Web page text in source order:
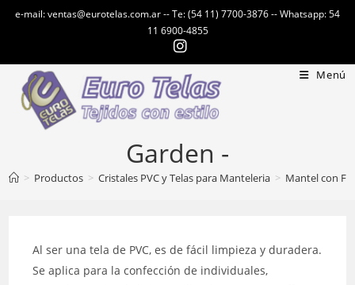
e-mail: ventas@eurotelas.com.ar -- Te: (54 11) 7700-3876 -- Whatsapp: 54
11 6900-4855
Menú
Garden -
> Productos > Cristales PVC y Telas para Manteleria > Mantel con
Al ser una tela de PVC, es de fácil limpieza y duradera.
Se aplica para la confección de individuales,